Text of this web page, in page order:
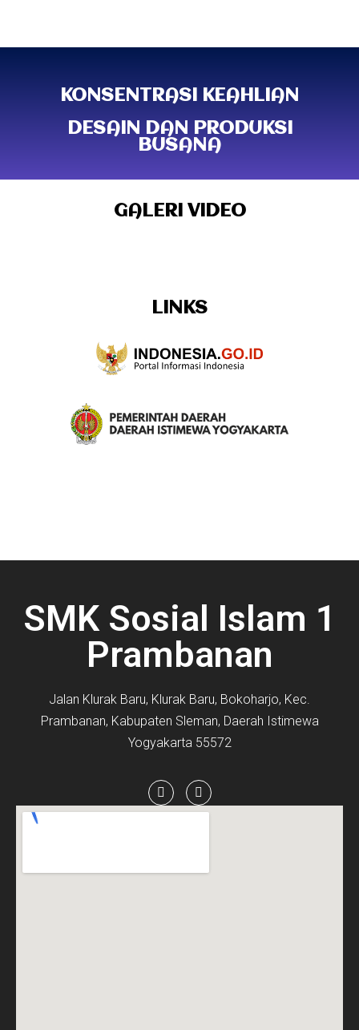
KONSENTRASI KEAHLIAN
DESAIN DAN PRODUKSI
BUSANA
GALERI VIDEO
LINKS
SMK Sosial Islam 1
Prambanan
Jalan Klurak Baru, Klurak Baru, Bokoharjo, Kec.
Prambanan, Kabupaten Sleman, Daerah Istimewa
Yogyakarta 55572